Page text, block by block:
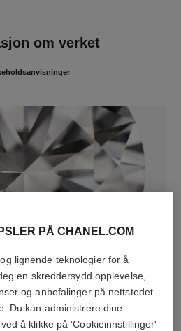
om verket
på totalt 0,52 carat
stykke kan være forskjellige**
PÅ CHANEL.COM
lignende teknologier for å
en skreddersydd opplevelse,
og anbefalinger på nettstedet
Du kan administrere dine
å klikke på 'Cookieinnstillinger'